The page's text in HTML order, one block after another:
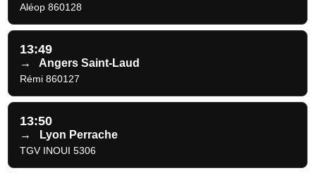
Aléop 860128
13:49
→ Angers Saint-Laud
Rémi 860127
13:50
→ Lyon Perrache
TGV INOUI 5306